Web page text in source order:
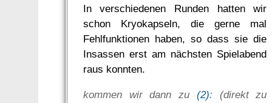
In verschiedenen Runden hatten wir
schon Kryokapseln, die gerne mal
Fehlfunktionen haben, so dass sie die
Insassen erst am nächsten Spielabend
raus konnten.
kommen wir dann zu (2): (direkt zu